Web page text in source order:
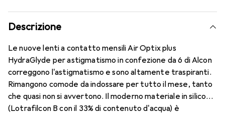
Descrizione
Le nuove lenti a contatto mensili Air Optix plus
HydraGlyde per astigmatismo in confezione da 6 di Alcon
correggono l'astigmatismo e sono altamente traspiranti.
Rimangono comode da indossare per tutto il mese, tanto
che quasi non si avvertono. Il moderno materiale in silicone
(Lotrafilcon B con il 33% di contenuto d'acqua) è